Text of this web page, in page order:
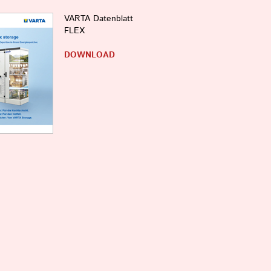
VARTA Datenblatt
FLEX
DOWNLOAD